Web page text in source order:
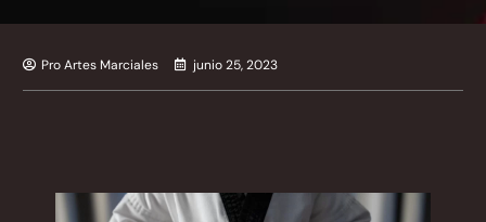
Pro Artes Marciales junio 25, 2023